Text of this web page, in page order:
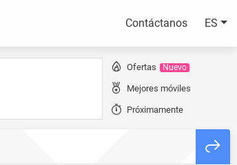
Contáctanos ES
Ofertas Nuevo
Mejores móviles
Próximamente